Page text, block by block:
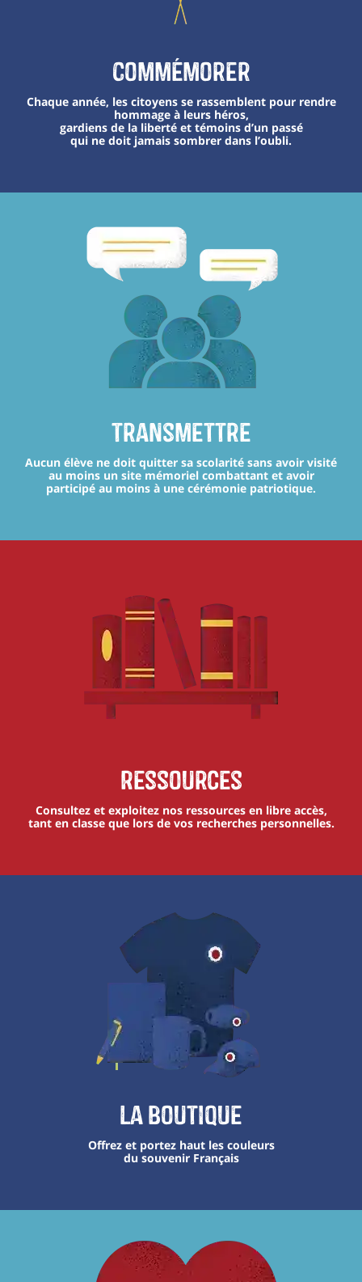
Commémorer
Chaque année, les citoyens se rassemblent pour rendre
hommage à leurs héros,
gardiens de la liberté et témoins d’un passé
qui ne doit jamais sombrer dans l’oubli.
transmettre
Aucun élève ne doit quitter sa scolarité sans avoir visité
au moins un site mémoriel combattant et avoir
participé au moins à une cérémonie patriotique.
Ressources
Consultez et exploitez nos ressources en libre accès,
tant en classe que lors de vos recherches personnelles.
La boutique
Offrez et portez haut les couleurs
du souvenir Français